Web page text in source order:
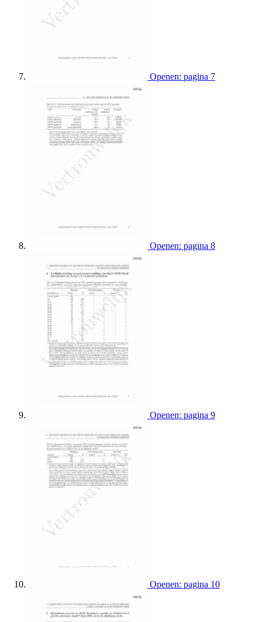
Openen: pagina 7
Openen: pagina 8
Openen: pagina 9
Openen: pagina 10